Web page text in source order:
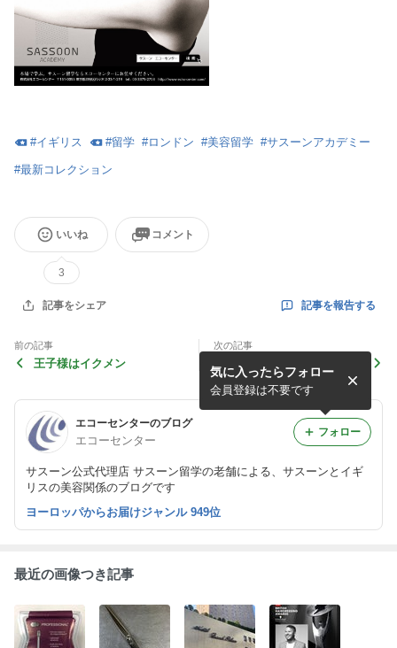
#イギリス #留学 #ロンドン #美容留学 #サスーンアカデミー
#最新コレクション
いいね
3
コメント
記事をシェア 記事を報告する
前の記事
王子様はイクメン
次の記事
エコーセンターのブログ
エコーセンター
サスーン公式代理店 サスーン留学の老舗による、サスーンとイギ
リスの美容関係のブログです
気に入ったらフォロー
会員登録は不要です
フォロー
ヨーロッパからお届けジャンル 949位
最近の画像つき記事